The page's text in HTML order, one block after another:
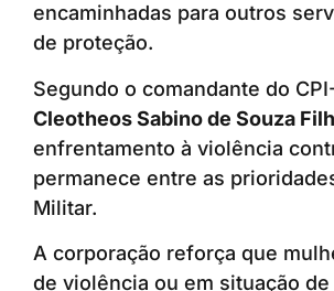
encaminhadas para outros
de proteção.
Segundo o comandante do
Cleotheos Sabino de Souza
enfrentamento à violência
permanece entre as
Militar.
A corporação reforça que
de violência ou em situação